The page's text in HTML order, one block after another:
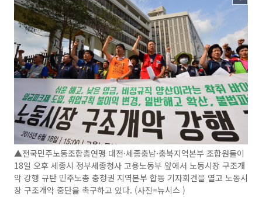
▲전국민주노동조합총연맹 대전·세종충남·충북지역본부 조합원들이
18일 오후 세종시 정부세종청사 고용노동부 앞에서 노동시장 구조개
악 강행 규탄 민주노총 충청권 지역본부 합동 기자회견을 열고 노동시
장 구조개악 중단을 촉구하고 있다. (사진=뉴시스 )